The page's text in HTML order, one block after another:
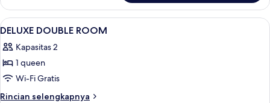
Kamar
Lihat
semua
foto
untuk
DELUXE
DOUBLE
Ruang kerja ramah laptop, kedap
5
DELUXE DOUBLE ROOM
Kapasitas 2
1 queen
Wi-Fi Gratis
Rincian selengkapnya
Rincian